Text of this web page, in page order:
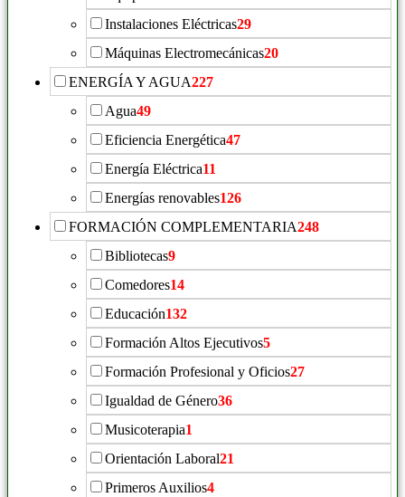
Instalaciones Eléctricas29
Máquinas Electromecánicas20
ENERGÍA Y AGUA227
Agua49
Eficiencia Energética47
Energía Eléctrica11
Energías renovables126
FORMACIÓN COMPLEMENTARIA248
Bibliotecas9
Comedores14
Educación132
Formación Altos Ejecutivos5
Formación Profesional y Oficios27
Igualdad de Género36
Musicoterapia1
Orientación Laboral21
Primeros Auxilios4